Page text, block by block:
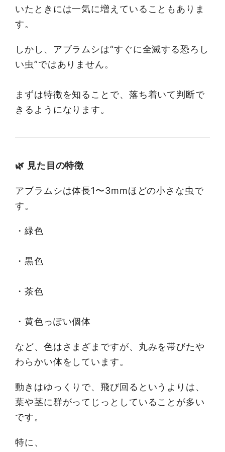
いたときには一気に増えていることもありま
す。
しかし、アブラムシは“すぐに全滅する恐ろし
い虫”ではありません。
まずは特徴を知ることで、落ち着いて判断で
きるようになります。
🌿 見た目の特徴
アブラムシは体長1〜3mmほどの小さな虫で
す。
・緑色
・黒色
・茶色
・黄色っぽい個体
など、色はさまざまですが、丸みを帯びたや
わらかい体をしています。
動きはゆっくりで、飛び回るというよりは、
葉や茎に群がってじっとしていることが多い
です。
特に、